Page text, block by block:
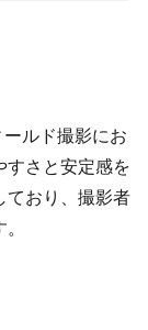
ルド撮影にお
すさと安定感を
ており、撮影者